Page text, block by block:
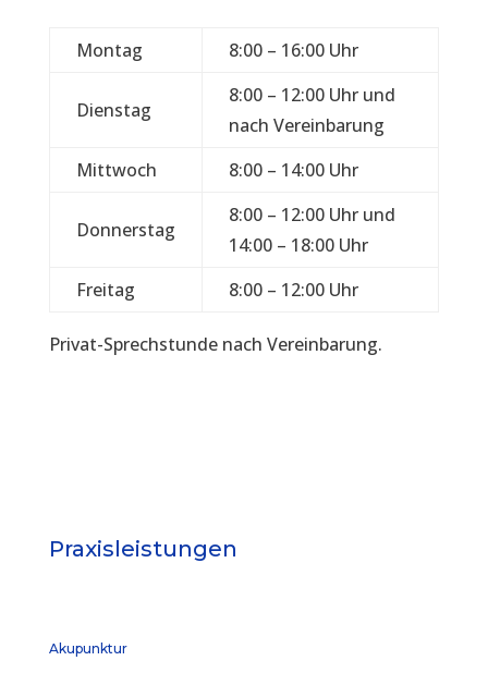
Montag 8:00 – 16:00 Uhr
Dienstag
8:00 – 12:00 Uhr und
nach Vereinbarung
Mittwoch
8:00 – 14:00 Uhr
Donnerstag
8:00 – 12:00 Uhr und
14:00 – 18:00 Uhr
Freitag
8:00 – 12:00 Uhr
Privat-Sprechstunde nach Vereinbarung.
Praxisleistungen
Akupunktur